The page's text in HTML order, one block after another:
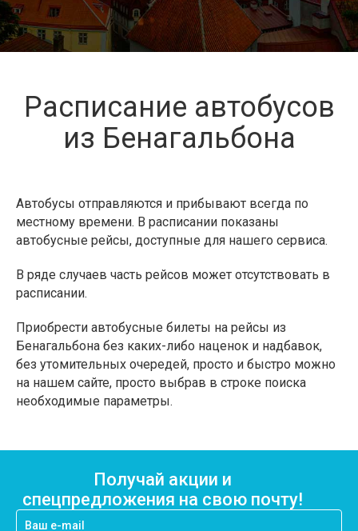
Расписание автобусов
из Бенагальбона
Автобусы отправляются и прибывают всегда по
местному времени. В расписании показаны
автобусные рейсы, доступные для нашего сервиса.
В ряде случаев часть рейсов может отсутствовать в
расписании.
Приобрести автобусные билеты на рейсы из
Бенагальбона без каких-либо наценок и надбавок,
без утомительных очередей, просто и быстро можно
на нашем сайте, просто выбрав в строке поиска
необходимые параметры.
Получай акции и
спецпредложения на свою почту!